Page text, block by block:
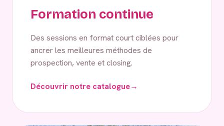
Formation continue
Des sessions en format court ciblées pour
ancrer les meilleures méthodes de
prospection, vente et closing.
Découvrir notre catalogue→